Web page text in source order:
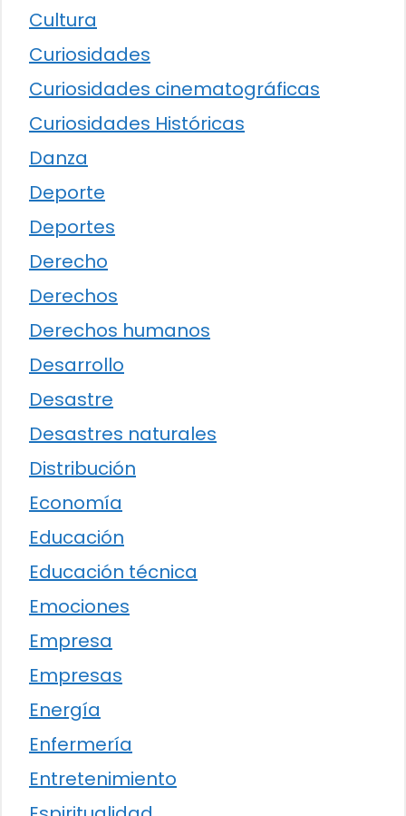
Cultura
Curiosidades
Curiosidades cinematográficas
Curiosidades Históricas
Danza
Deporte
Deportes
Derecho
Derechos
Derechos humanos
Desarrollo
Desastre
Desastres naturales
Distribución
Economía
Educación
Educación técnica
Emociones
Empresa
Empresas
Energía
Enfermería
Entretenimiento